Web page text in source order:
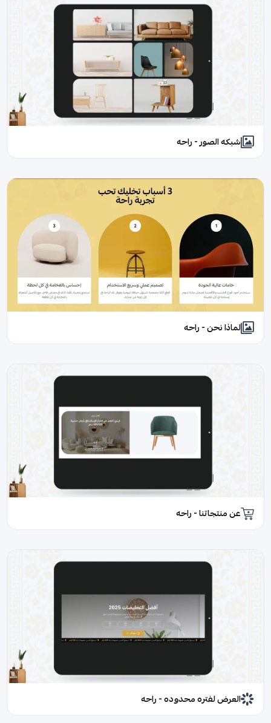
شبكه الصور - راحه
لماذا نحن - راحه
عن منتجاتنا - راحه
العرض لفتره محدوده - راحه